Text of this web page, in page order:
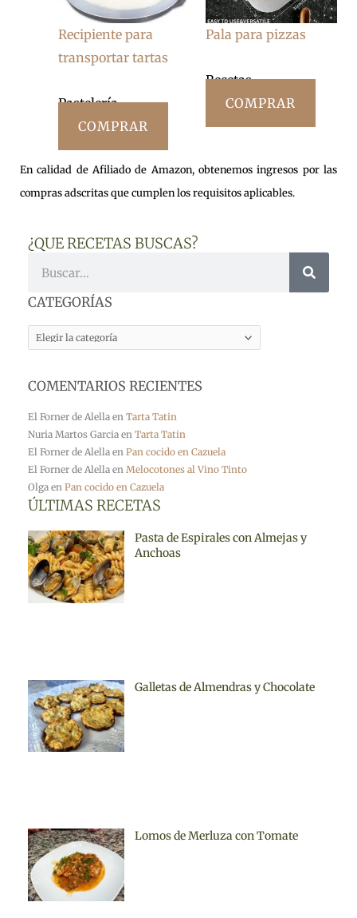
Recipiente para
transportar tartas
Pastelería
COMPRAR
Pala para pizzas
Recetas
COMPRAR
En calidad de Afiliado de Amazon, obtenemos ingresos por las
compras adscritas que cumplen los requisitos aplicables.
¿QUE RECETAS BUSCAS?
CATEGORÍAS
CATEGORÍAS
COMENTARIOS RECIENTES
El Forner de Alella en Tarta Tatin
Nuria Martos Garcia en Tarta Tatin
El Forner de Alella en Pan cocido en Cazuela
El Forner de Alella en Melocotones al Vino Tinto
Olga en Pan cocido en Cazuela
ÚLTIMAS RECETAS
Pasta de Espirales con Almejas y
Anchoas
Galletas de Almendras y Chocolate
Lomos de Merluza con Tomate